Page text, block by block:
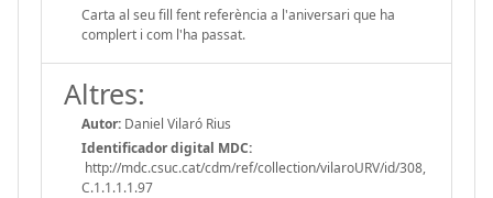
Carta al seu fill fent referència a l'aniversari que ha
complert i com l'ha passat.
Altres:
Autor: Daniel Vilaró Rius
Identificador digital MDC:
http://mdc.csuc.cat/cdm/ref/collection/vilaroURV/id/308,
C.1.1.1.1.97